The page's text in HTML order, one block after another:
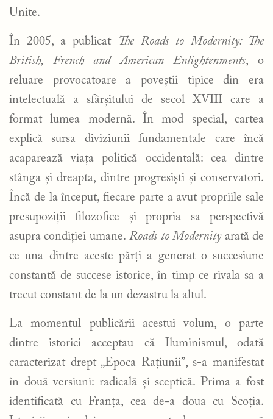
Unite.
În 2005, a publicat
The Roads to Modernity: The
British, French and American Enlightenments, o
reluare provocatoare a poveștii tipice din era
intelectuală a sfârșitului de secol XVIII care a
format lumea modernă. În mod special, cartea
explică sursa diviziunii fundamentale care încă
acaparează viața politică occidentală: cea dintre
stânga și dreapta, dintre progresiști și conservatori.
Încă de la început, fiecare parte a avut propriile sale
presupoziții filozofice și propria sa perspectivă
asupra condiției umane.Roads to Modernityarată de
ce una dintre aceste părți a generat o succesiune
constantă de succese istorice, în timp ce rivala sa a
trecut constant de la un dezastru la altul.
La momentul publicării acestui volum, o parte
dintre istorici acceptau că Iluminismul, odată
caracterizat drept „Epoca Rațiunii”, s-a manifestat
în două versiuni: radicală și sceptică. Prima a fost
identificată cu Franța, cea de-a doua cu Scoția.